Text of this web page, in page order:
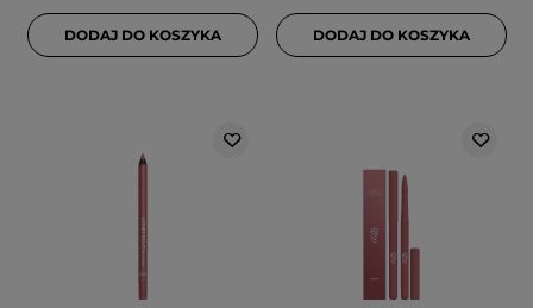
DODAJ DO KOSZYKA DODAJ DO KOSZYKA